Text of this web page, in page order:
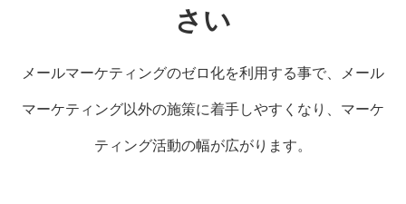
さい
メールマーケティングのゼロ化を利用する事で、メール
マーケティング以外の施策に着手しやすくなり、マーケ
ティング活動の幅が広がります。